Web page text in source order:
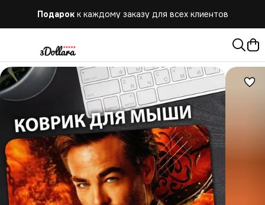
Бесплатная доставка при заказе от 10.000 руб.